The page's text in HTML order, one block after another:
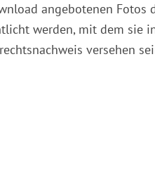
angebotenen Fotos
werden, mit dem sie
versehen